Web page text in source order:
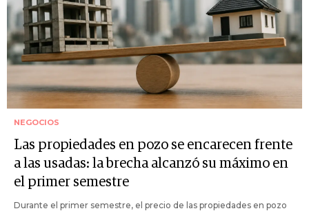
NEGOCIOS
Las propiedades en pozo se encarecen frente
a las usadas: la brecha alcanzó su máximo en
el primer semestre
Durante el primer semestre, el precio de las propiedades en pozo